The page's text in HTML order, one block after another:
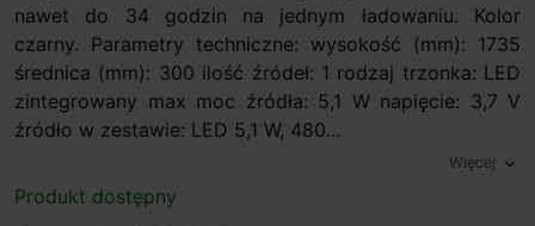
nawet do 34 godzin na jednym ładowaniu. Kolor
czarny. Parametry techniczne: wysokość (mm): 1735
średnica (mm): 300 ilość źródeł: 1 rodzaj trzonka: LED
zintegrowany max moc źródła: 5,1 W napięcie: 3,7 V
źródło w zestawie: LED 5,1 W, 480...
Więcej expand_more
Produkt dostępny